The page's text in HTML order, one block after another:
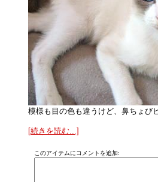
模様も目の色も違うけど、鼻ちょび
[続きを読む...]
このアイテムにコメントを追加: